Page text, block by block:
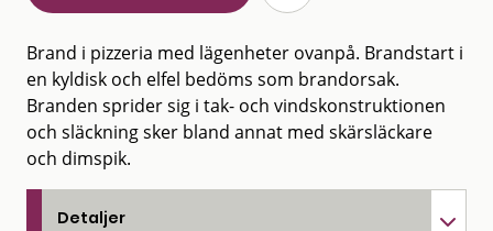
Brand i pizzeria med lägenheter ovanpå. Brandstart i
en kyldisk och elfel bedöms som brandorsak.
Branden sprider sig i tak- och vindskonstruktionen
och släckning sker bland annat med skärsläckare
och dimspik.
Detaljer